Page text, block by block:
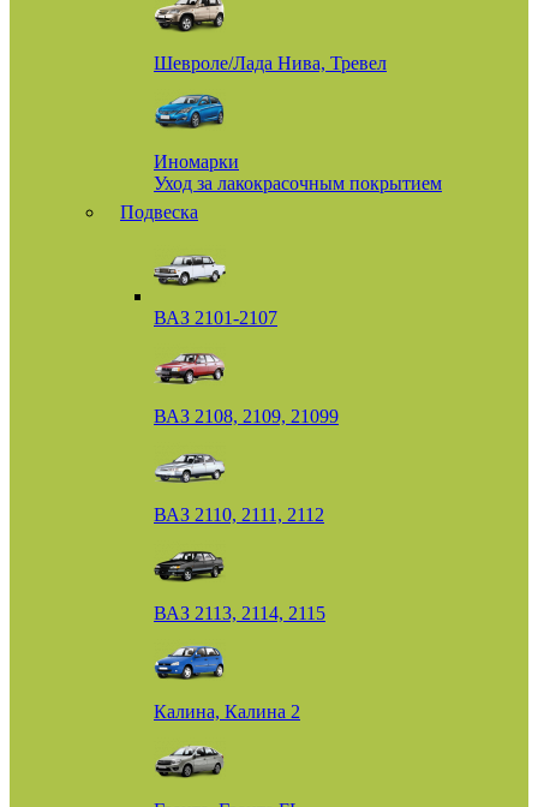
Шевроле/Лада Нива, Тревел
Иномарки
Уход за лакокрасочным покрытием
Подвеска
ВАЗ 2101-2107
ВАЗ 2108, 2109, 21099
ВАЗ 2110, 2111, 2112
ВАЗ 2113, 2114, 2115
Калина, Калина 2